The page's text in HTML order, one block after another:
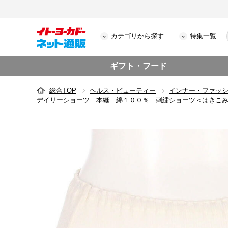
カテゴリから探す 特集一覧
ギフト・フード
総合TOP ヘルス・ビューティー
インナー・ファッ
デイリーショーツ 本縫 綿１００％ 刺繍ショーツ＜はきこ